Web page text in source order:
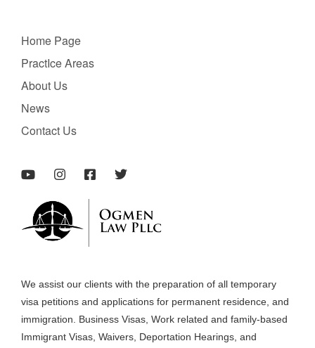
Home Page
PractIce Areas
About Us
News
Contact Us
We assist our clients with the preparation of all temporary
visa petitions and applications for permanent residence, and
immigration. Business Visas, Work related and family-based
Immigrant Visas, Waivers, Deportation Hearings, and